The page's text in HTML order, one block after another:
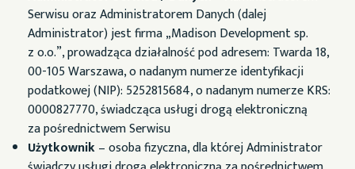
Serwisu oraz Administratorem Danych (dalej
Administrator) jest firma „Madison Development sp.
z o.o.”, prowadząca działalność pod adresem: Twarda 18,
00-105 Warszawa, o nadanym numerze identyfikacji
podatkowej (NIP): 5252815684, o nadanym numerze KRS:
0000827770, świadcząca usługi drogą elektroniczną
za pośrednictwem Serwisu
Użytkownik– osoba fizyczna, dla której Administrator